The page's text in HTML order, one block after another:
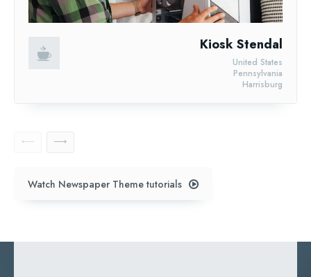
Kiosk Stendal
Harrisburg
Pennsylvania
United States
Watch Newspaper Theme tutorials